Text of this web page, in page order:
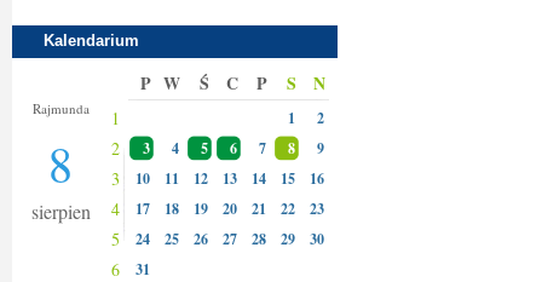
Kalendarium
Rajmunda
8
sierpien
P W Ś C P S N
1 1 2
2 3 4 5 6 7 8 9
3 10 11 12 13 14 15 16
4 17 18 19 20 21 22 23
5 24 25 26 27 28 29 30
6 31